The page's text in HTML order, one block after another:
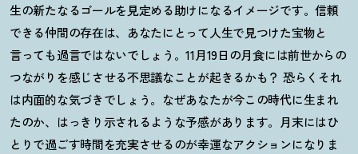
生の新たなるゴールを見定める助けになるイメージです。信頼
できる仲間の存在は、あなたにとって人生で見つけた宝物と
言っても過言ではないでしょう。11月19日の月食には前世からの
つながりを感じさせる不思議なことが起きるかも？ 恐らくそれ
は内面的な気づきでしょう。なぜあなたが今この時代に生まれ
たのか、はっきり示されるような予感があります。月末にはひ
とりで過ごす時間を充実させるのが幸運なアクションになりま